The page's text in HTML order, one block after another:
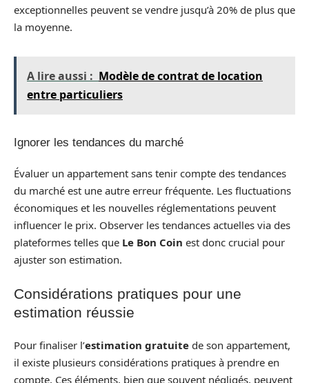
exceptionnelles peuvent se vendre jusqu’à 20% de plus que
la moyenne.
A lire aussi : Modèle de contrat de location
entre particuliers
Ignorer les tendances du marché
Évaluer un appartement sans tenir compte des tendances
du marché est une autre erreur fréquente. Les fluctuations
économiques et les nouvelles réglementations peuvent
influencer le prix. Observer les tendances actuelles via des
plateformes telles que Le Bon Coin est donc crucial pour
ajuster son estimation.
Considérations pratiques pour une
estimation réussie
Pour finaliser l’estimation gratuite de son appartement,
il existe plusieurs considérations pratiques à prendre en
compte. Ces éléments, bien que souvent négligés, peuvent